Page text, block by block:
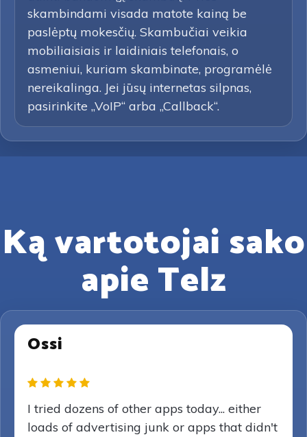
skambindami visada matote kainą be
paslėptų mokesčių. Skambučiai veikia
mobiliaisiais ir laidiniais telefonais, o
asmeniui, kuriam skambinate, programėlė
nereikalinga. Jei jūsų internetas silpnas,
pasirinkite „VoIP“ arba „Callback“.
Ką vartotojai sako
apie Telz
Ossi
I tried dozens of other apps today... either
loads of advertising junk or apps that didn't